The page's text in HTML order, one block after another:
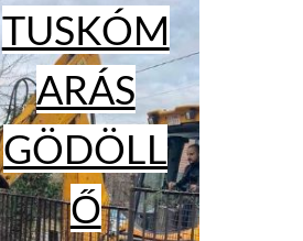
TUSKÓM
ARÁS
GÖDÖLL
Ő